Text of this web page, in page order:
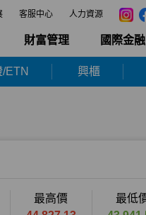
客服中心 人力資源
財富管理 國際金融
ETN 興櫃